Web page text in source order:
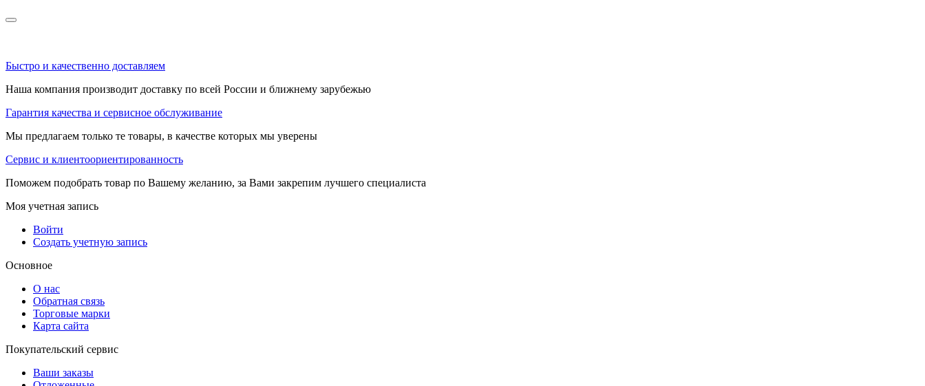
Быстро и качественно доставляем
Наша компания производит доставку по всей России и ближнему зарубежью
Гарантия качества и сервисное обслуживание
Мы предлагаем только те товары, в качестве которых мы уверены
Сервис и клиентоориентированность
Поможем подобрать товар по Вашему желанию, за Вами закрепим лучшего специалиста
Моя учетная запись
Войти
Создать учетную запись
Основное
О нас
Обратная связь
Торговые марки
Карта сайта
Покупательский сервис
Ваши заказы